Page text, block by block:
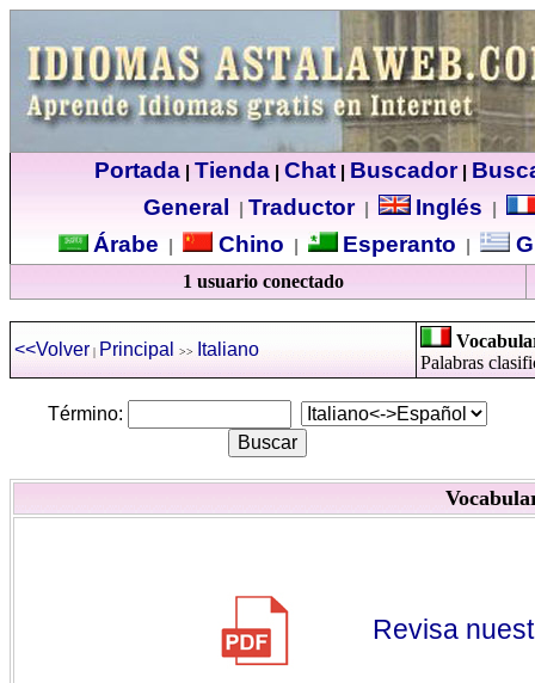
Portada| Tienda| Chat| Buscador|
General
Traductor| Inglés
Árabe Chino Esperanto
1 usuario conectado
<<Volver | Principal >> Italiano
Palabras
Término:
Revisa